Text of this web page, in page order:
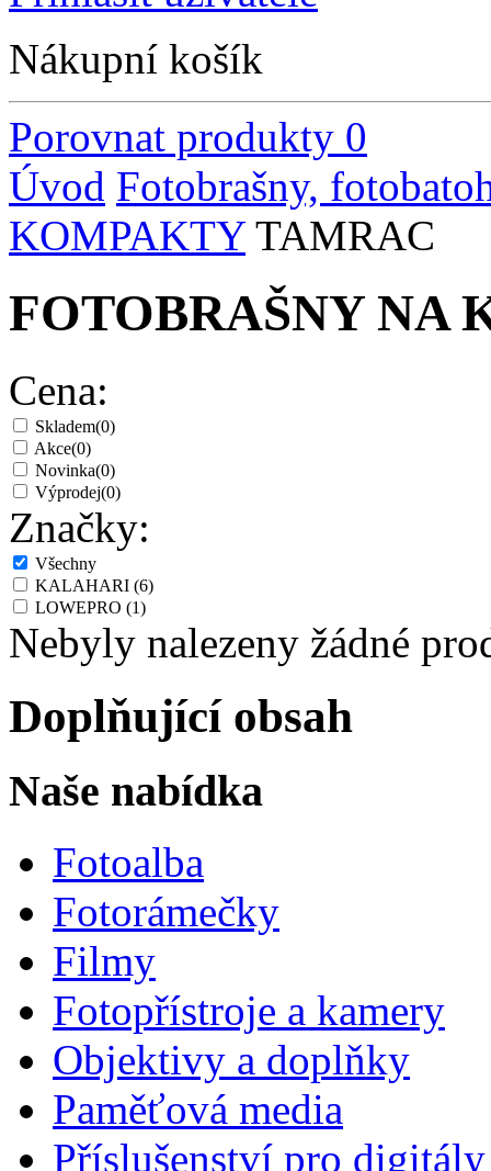
Nákupní košík
Porovnat produkty 0
Úvod Fotobrašny,
KOMPAKTY TAMRAC
FOTOBRAŠNY NA
Cena:
Skladem(0)
Akce(0)
Novinka(0)
Výprodej(0)
Značky:
Všechny
KALAHARI (6)
LOWEPRO (1)
Nebyly nalezeny žádné
Doplňující obsah
Naše nabídka
Fotoalba
Fotorámečky
Filmy
Fotopřístroje a kamery
Objektivy a doplňky
Paměťová media
Příslušenství pro digitály